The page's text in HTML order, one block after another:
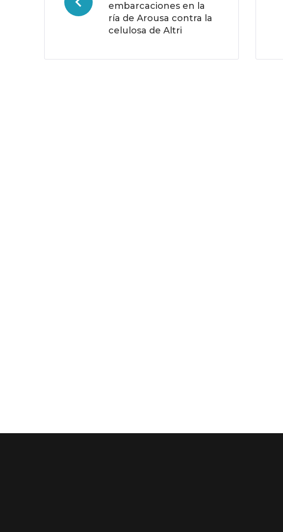
embarcaciones en la
ría de Arousa contra la
celulosa de Altri